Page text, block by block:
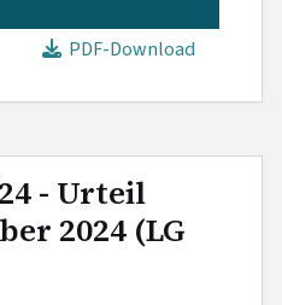
PDF-Download
- Urteil
2024 (LG